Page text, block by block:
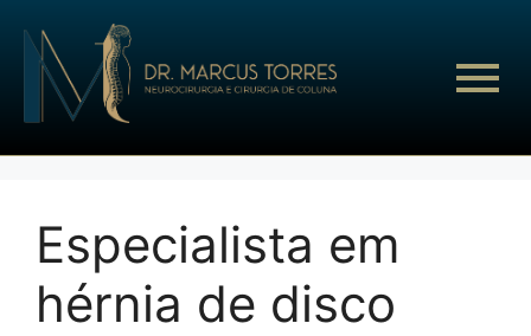
Especialista em
hérnia de disco